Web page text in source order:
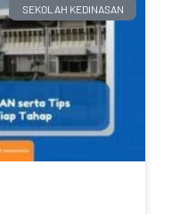
SEKOLAH KEDINASAN